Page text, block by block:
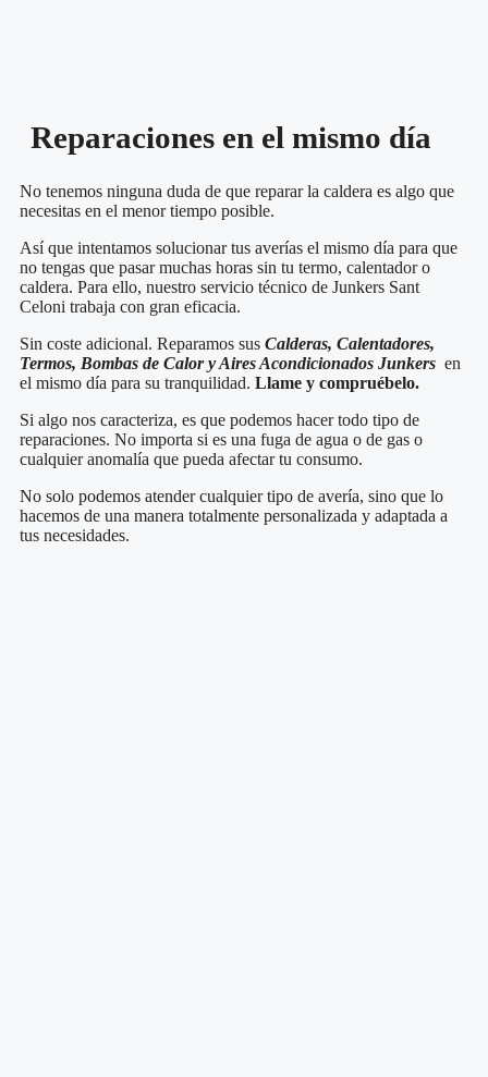
Reparaciones en el mismo día
No tenemos ninguna duda de que reparar la caldera es algo que
necesitas en el menor tiempo posible.
Así que intentamos solucionar tus averías el mismo día para que
no tengas que pasar muchas horas sin tu termo, calentador o
caldera. Para ello, nuestro servicio técnico de Junkers Sant
Celoni trabaja con gran eficacia.
Sin coste adicional. Reparamos sus Calderas, Calentadores,
Termos, Bombas de Calor y Aires Acondicionados Junkers en
el mismo día para su tranquilidad. Llame y compruébelo.
Si algo nos caracteriza, es que podemos hacer todo tipo de
reparaciones. No importa si es una fuga de agua o de gas o
cualquier anomalía que pueda afectar tu consumo.
No solo podemos atender cualquier tipo de avería, sino que lo
hacemos de una manera totalmente personalizada y adaptada a
tus necesidades.